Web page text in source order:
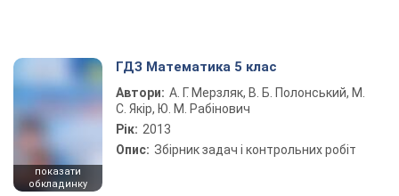
показати
обкладинку
ГДЗ Математика 5 клас
Автори: А. Г. Мерзляк, В. Б. Полонський, М.
С. Якір, Ю. М. Рабінович
Рік: 2013
Опис: Збірник задач і контрольних робіт